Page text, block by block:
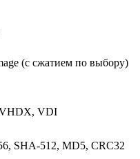
(с сжатием по выбору)
VDI
SHA-512, MD5, CRC32